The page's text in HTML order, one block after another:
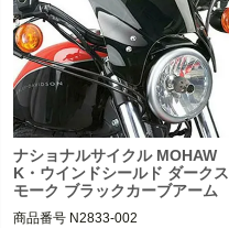
ナショナルサイクル MOHAW
K・ウインドシールド ダークス
モーク ブラックカーブアーム
商品番号 N2833-002